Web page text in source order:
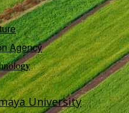
Agency
gy
University